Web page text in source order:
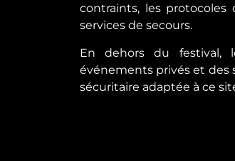
contraints, les
services de secours.
En dehors du festival,
événements privés et des
sécuritaire adaptée à ce